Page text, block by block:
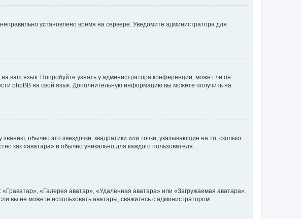
установлено время на сервере. Уведомите администратора для
ваш язык. Попробуйте узнать у администратора конференции, может ли он
phpBB на свой язык. Дополнительную информацию вы можете получить на
обычно это звёздочки, квадратики или точки, указывающие на то, сколько
как «аватара» и обычно уникально для каждого пользователя.
«Галерея аватар», «Удалённая аватара» или «Загружаемая аватара».
вы не можете использовать аватары, свяжитесь с администратором